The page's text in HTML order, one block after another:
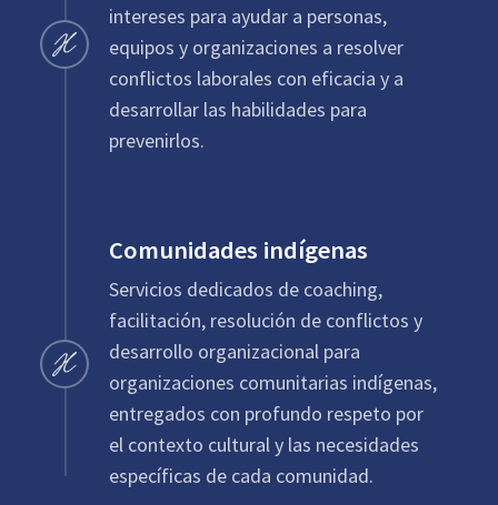
intereses para ayudar a personas,
equipos y organizaciones a resolver
conflictos laborales con eficacia y a
desarrollar las habilidades para
prevenirlos.
Comunidades indígenas
Servicios dedicados de coaching,
facilitación, resolución de conflictos y
desarrollo organizacional para
organizaciones comunitarias indígenas,
entregados con profundo respeto por
el contexto cultural y las necesidades
específicas de cada comunidad.